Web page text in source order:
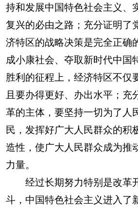
持和发展中国特色社会主义、
复兴的必由之路；充分证明了
济特区的战略决策是完全正确
成小康社会、夺取新时代中国
胜利的征程上，经济特区不仅
且要办得更好、办出水平；充
革的主体，要坚持一切为了人
民，发挥好广大人民群众的积
造性，使广大人民群众成为推
力量。
经过长期努力特别是改革
斗，中国特色社会主义进入了